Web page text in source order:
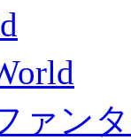
ァン